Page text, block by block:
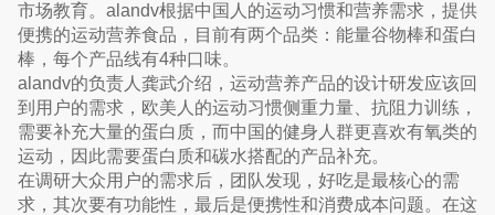
市场教育。alandv根据中国人的运动习惯和营养需求，提供
便携的运动营养食品，目前有两个品类：能量谷物棒和蛋白
棒，每个产品线有4种口味。
alandv的负责人龚武介绍，运动营养产品的设计研发应该回
到用户的需求，欧美人的运动习惯侧重力量、抗阻力训练，
需要补充大量的蛋白质，而中国的健身人群更喜欢有氧类的
运动，因此需要蛋白质和碳水搭配的产品补充。
在调研大众用户的需求后，团队发现，好吃是最核心的需
求，其次要有功能性，最后是便携性和消费成本问题。在这